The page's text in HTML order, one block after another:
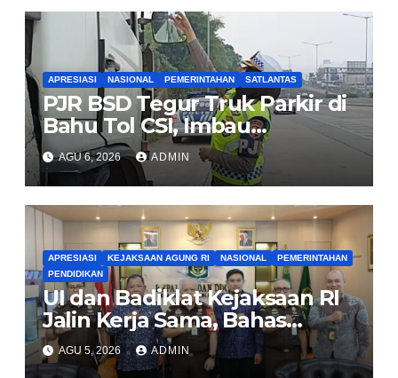
APRESIASI NASIONAL PEMERINTAHAN SATLANTAS
PJR BSD Tegur Truk Parkir di
Bahu Tol CSI, Imbau
Pengendara Tertib
AGU 6, 2026 ADMIN
APRESIASI KEJAKSAAN AGUNG RI NASIONAL
PEMERINTAHAN
PENDIDIKAN
UI dan Badiklat Kejaksaan RI
Jalin Kerja Sama, Bahas
Pembentukan Pusat Studi
Kajian Kejaksaan
AGU 5, 2026 ADMIN